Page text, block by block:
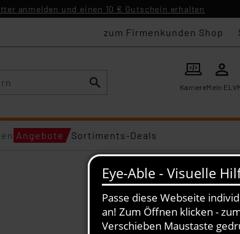
anmelden und einen 10 € Gutschein erhalten
zum Firmenkunden Shop
KarriereMein ELV
Angebote Sortiments-Deals